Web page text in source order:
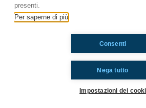
https://
Ti è piaciuto? Condividilo!
presenti.
Per saperne di più
Nega tutto
Consenti
Impostazioni dei